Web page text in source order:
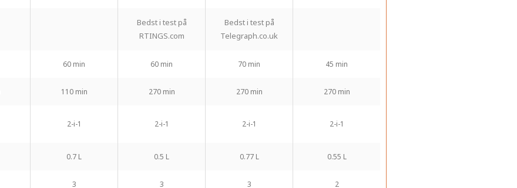
Bedst i test på
RTINGS.com
Bedst i test på
Telegraph.co.uk
60 min 60 min 70 min 45 min
110 min 270 min 270 min 270 min
2-i-1 2-i-1 2-i-1 2-i-1
0.7 L 0.5 L 0.77 L 0.55 L
3 3 3 2